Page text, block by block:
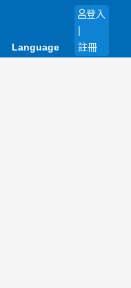
Language
登入
|
註冊